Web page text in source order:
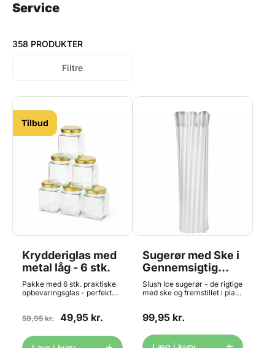
Service
358 PRODUKTER
Filtre
Tilbud
Krydderiglas med
metal låg - 6 stk.
Pakke med 6 stk. praktiske
opbevaringsglas - perfekt
rumme ca. 200ml - også
marmelader. Se de smarte
etiketter til organisering lige
59,95 kr. 49,95 kr.
Sugerør med Ske i
Gennemsigtig
Plast - Ø8mm
Flergangs, 250 stk
Slush Ice sugerør - de rigtige
med ske og fremstillet i plast.
sugerør - fremstillet i robust
flergangsbrug. Diameteren
er 8mm - perfekt til tykkere
99,95 kr.